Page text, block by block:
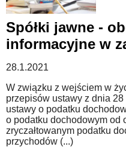
Spółki jawne -
informacyjne w
28.1.2021
W związku z wejściem w
przepisów ustawy z dnia
ustawy o podatku
o podatku dochodowym od
zryczałtowanym podatku
przychodów (...)